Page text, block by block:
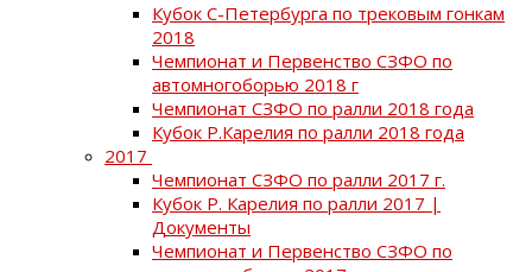
Кубок С-Петербурга по трековым гонкам
2018
Чемпионат и Первенство СЗФО по
автомногоборью 2018 г
Чемпионат СЗФО по ралли 2018 года
Кубок Р.Карелия по ралли 2018 года
2017
Чемпионат СЗФО по ралли 2017 г.
Кубок Р. Карелия по ралли 2017 |
Документы
Чемпионат и Первенство СЗФО по